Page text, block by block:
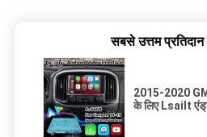
सबसे उत्तम प्रतिदान
2015-2020
के लिए Lsailt